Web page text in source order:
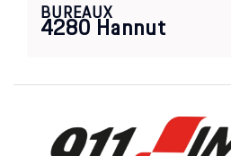
BUREAUX
4280 Hannut